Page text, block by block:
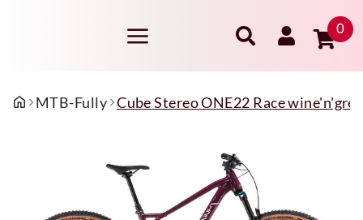
0
MTB-Fully Cube Stereo ONE22 Race